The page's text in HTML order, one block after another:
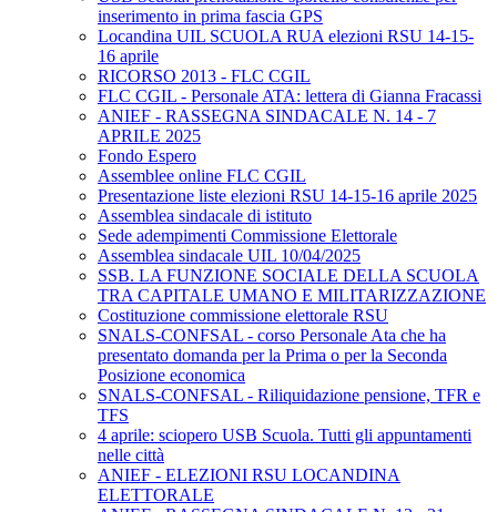
inserimento in prima fascia GPS
Locandina UIL SCUOLA RUA elezioni RSU 14-15-
16 aprile
RICORSO 2013 - FLC CGIL
FLC CGIL - Personale ATA: lettera di Gianna Fracassi
ANIEF - RASSEGNA SINDACALE N. 14 - 7
APRILE 2025
Fondo Espero
Assemblee online FLC CGIL
Presentazione liste elezioni RSU 14-15-16 aprile 2025
Assemblea sindacale di istituto
Sede adempimenti Commissione Elettorale
Assemblea sindacale UIL 10/04/2025
SSB. LA FUNZIONE SOCIALE DELLA SCUOLA
TRA CAPITALE UMANO E MILITARIZZAZIONE
Costituzione commissione elettorale RSU
SNALS-CONFSAL - corso Personale Ata che ha
presentato domanda per la Prima o per la Seconda
Posizione economica
SNALS-CONFSAL - Riliquidazione pensione, TFR e
TFS
4 aprile: sciopero USB Scuola. Tutti gli appuntamenti
nelle città
ANIEF - ELEZIONI RSU LOCANDINA
ELETTORALE